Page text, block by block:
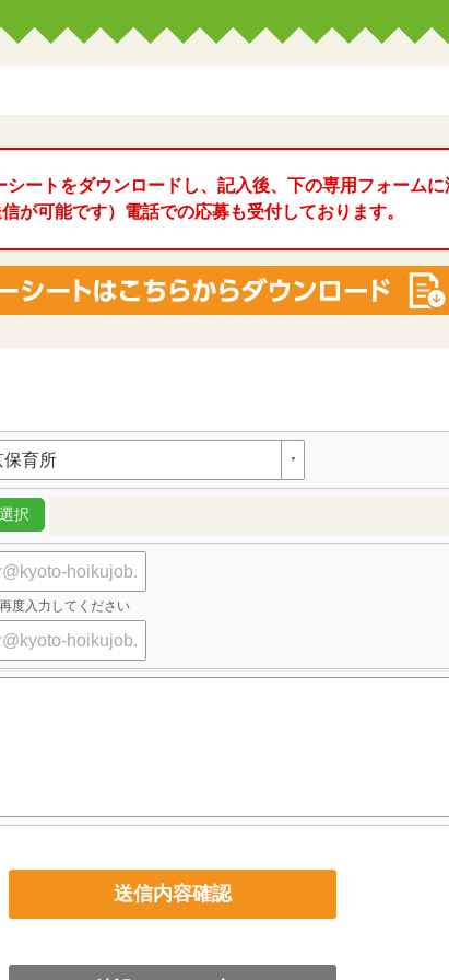
ートをダウンロードし、記入後、下の専用フォームに
が可能です）電話での応募も受付しております。
度入力してください
送信内容確認